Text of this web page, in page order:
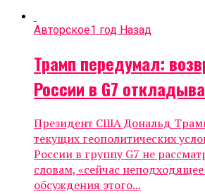
Авторское1 год Назад
Трамп передумал:
России в G7
Президент США Дональд
текущих геополитических
России в группу G7 не
словам, «сейчас
обсуждения этого...